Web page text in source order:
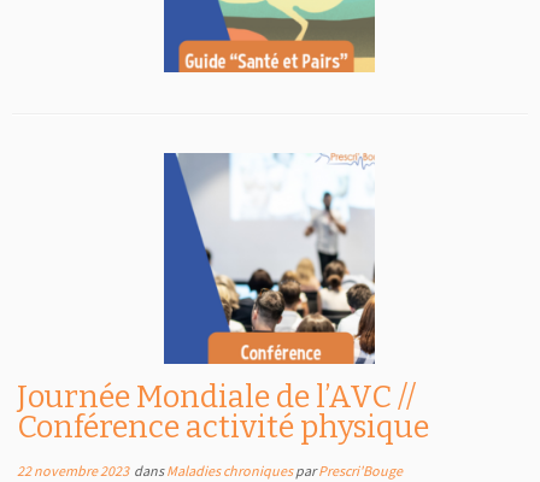
Journée Mondiale de l’AVC //
Conférence activité physique
22 novembre 2023dansMaladies chroniquesparPrescri'Bouge